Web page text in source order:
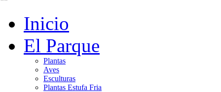
Inicio
El Parque
Plantas
Aves
Esculturas
Plantas Estufa Fria